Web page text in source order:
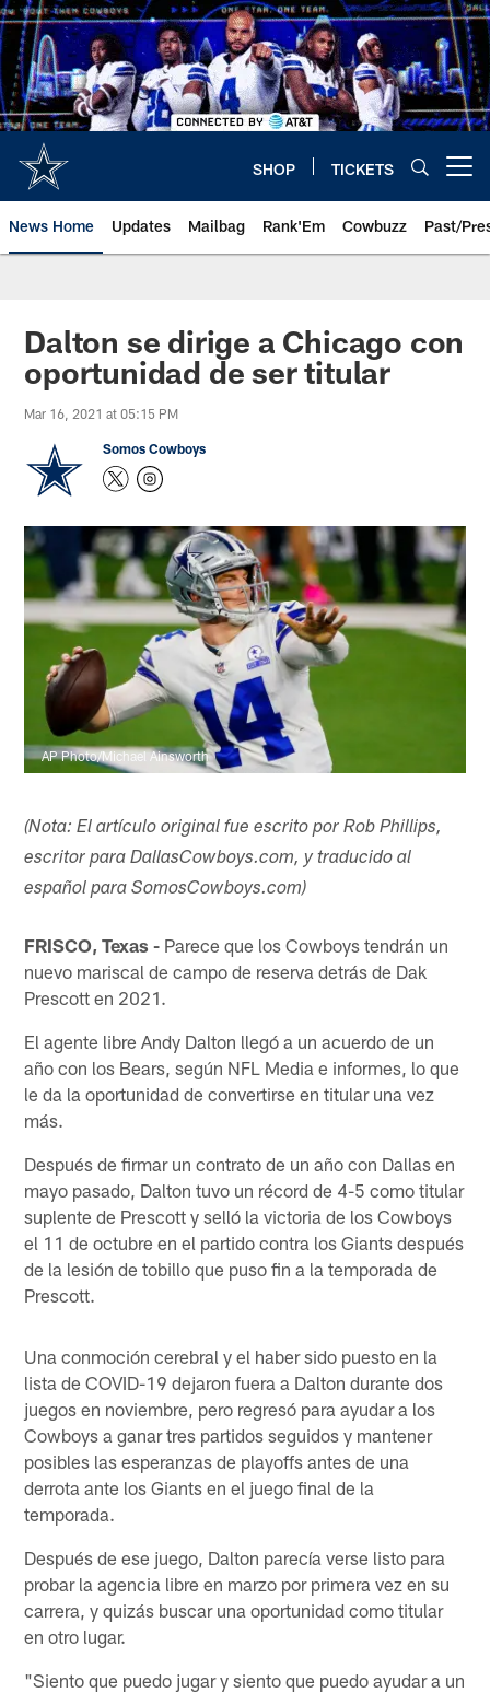
Skip
to
main
content
SHOP TICKETS
News Home Updates Mailbag Rank'Em Cowbuzz Past/
Dalton se dirige a Chicago con
oportunidad de ser titular
Mar 16, 2021 at 05:15 PM
Somos Cowboys
AP Photo/Michael Ainsworth
(Nota: El artículo original fue escrito por Rob Phillips,
escritor para DallasCowboys.com, y traducido al
español para SomosCowboys.com)
FRISCO, Texas - Parece que los Cowboys tendrán un
nuevo mariscal de campo de reserva detrás de Dak
Prescott en 2021.
El agente libre Andy Dalton llegó a un acuerdo de un
año con los Bears, según NFL Media e informes, lo que
le da la oportunidad de convertirse en titular una vez
más.
Después de firmar un contrato de un año con Dallas en
mayo pasado, Dalton tuvo un récord de 4-5 como titular
suplente de Prescott y selló la victoria de los Cowboys
el 11 de octubre en el partido contra los Giants después
de la lesión de tobillo que puso fin a la temporada de
Prescott.
Una conmoción cerebral y el haber sido puesto en la
lista de COVID-19 dejaron fuera a Dalton durante dos
juegos en noviembre, pero regresó para ayudar a los
Cowboys a ganar tres partidos seguidos y mantener
posibles las esperanzas de playoffs antes de una
derrota ante los Giants en el juego final de la
temporada.
Después de ese juego, Dalton parecía verse listo para
probar la agencia libre en marzo por primera vez en su
carrera, y quizás buscar una oportunidad como titular
en otro lugar.
"Siento que puedo jugar y siento que puedo ayudar a un